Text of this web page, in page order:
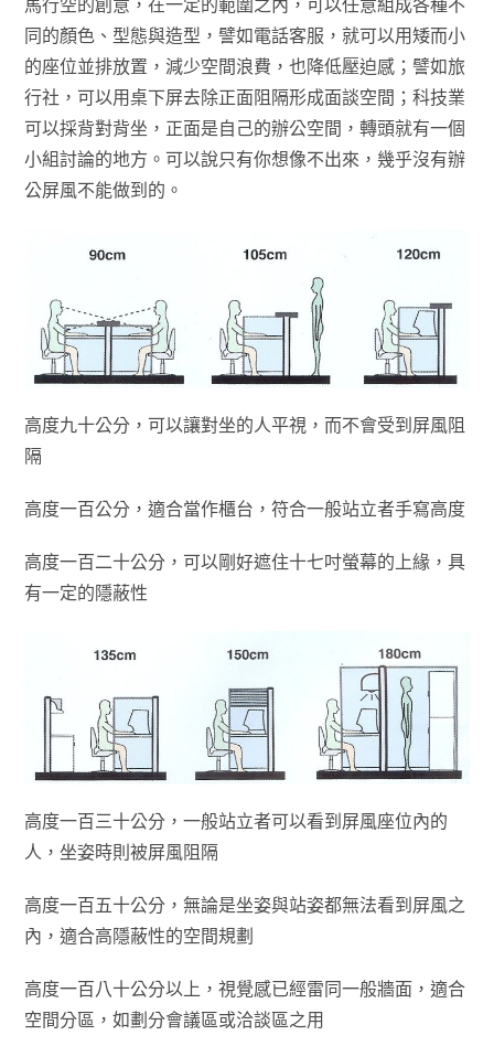
馬行空的創意，在一定的範圍之內，可以任意組成各種不
同的顏色、型態與造型，譬如電話客服，就可以用矮而小
的座位並排放置，減少空間浪費，也降低壓迫感；譬如旅
行社，可以用桌下屏去除正面阻隔形成面談空間；科技業
可以採背對背坐，正面是自己的辦公空間，轉頭就有一個
小組討論的地方。可以說只有你想像不出來，幾乎沒有辦
公屏風不能做到的。
高度九十公分，可以讓對坐的人平視，而不會受到屏風阻
隔
高度一百公分，適合當作櫃台，符合一般站立者手寫高度
高度一百二十公分，可以剛好遮住十七吋螢幕的上緣，具
有一定的隱蔽性
高度一百三十公分，一般站立者可以看到屏風座位內的
人，坐姿時則被屏風阻隔
高度一百五十公分，無論是坐姿與站姿都無法看到屏風之
內，適合高隱蔽性的空間規劃
高度一百八十公分以上，視覺感已經雷同一般牆面，適合
空間分區，如劃分會議區或洽談區之用